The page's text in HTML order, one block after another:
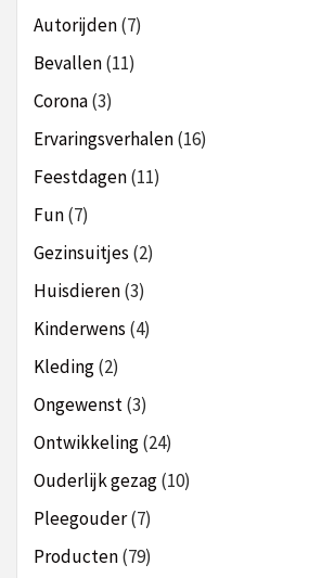
Autorijden(7)
Bevallen(11)
Corona(3)
Ervaringsverhalen(16)
Feestdagen(11)
Fun(7)
Gezinsuitjes (2)
Huisdieren(3)
Kinderwens (4)
Kleding(2)
Ongewenst(3)
Ontwikkeling(24)
Ouderlijk gezag(10)
Pleegouder(7)
Producten(79)